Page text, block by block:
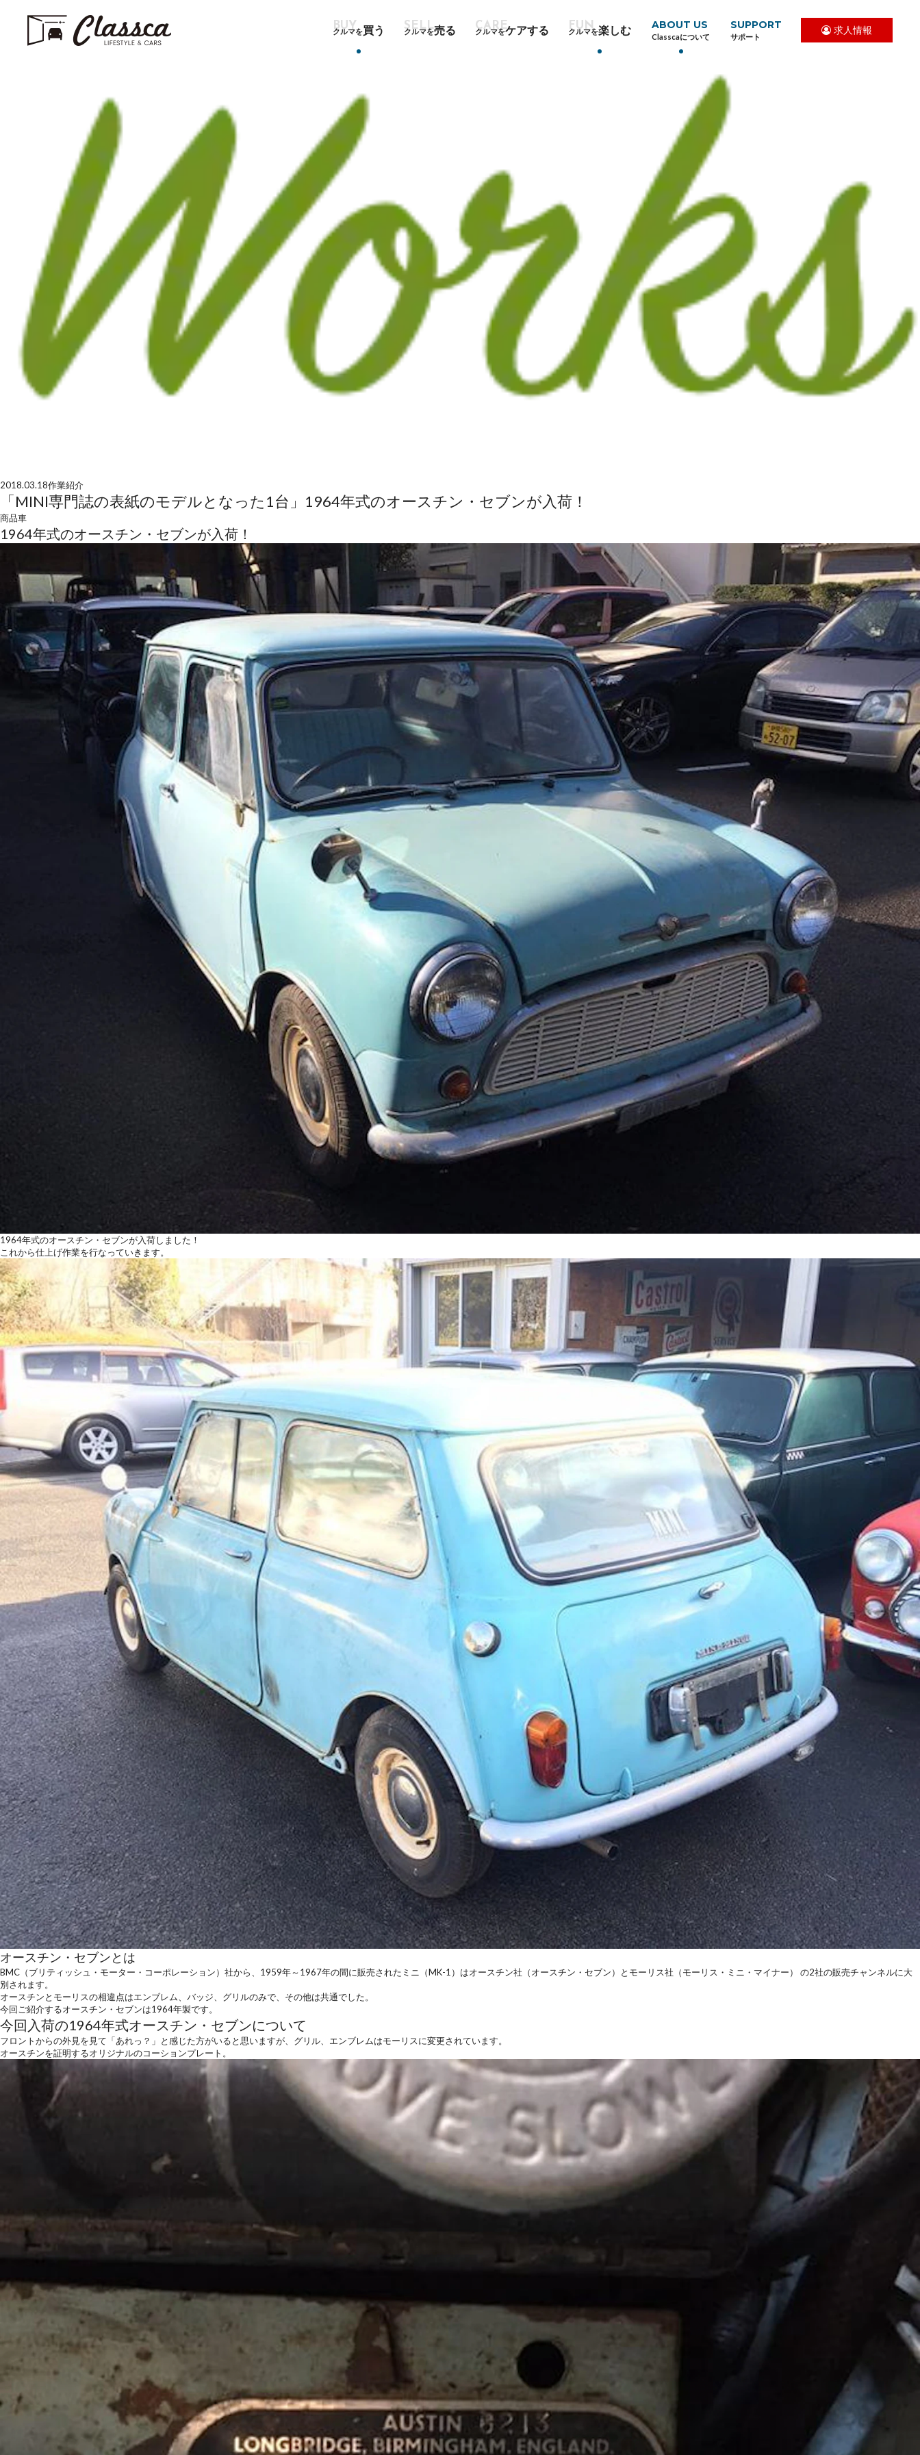
クルマを買う クルマを売る クルマをケアする クルマを楽しむ ABOUT US
Classcaについて
SUPPORT
サポート
求人情報
2018.03.18作業紹介
「MINI専門誌の表紙のモデルとなった1台」1964年式のオースチン・セブンが入荷！
商品車
1964年式のオースチン・セブンが入荷！
1964年式のオースチン・セブンが入荷しました！
これから仕上げ作業を行なっていきます。
オースチン・セブンとは
BMC（ブリティッシュ・モーター・コーポレーション）社から、1959年～1967年の間に販売されたミニ（MK-1）はオースチン社（オースチン・セブン）とモーリス社（モーリス・ミニ・マイナー） の2社の販売チャンネルに大
別されます。
オースチンとモーリスの相違点はエンブレム、バッジ、グリルのみで、その他は共通でした。
今回ご紹介するオースチン・セブンは1964年製です。
今回入荷の1964年式オースチン・セブンについて
フロントからの外見を見て「あれっ？」と感じた方がいると思いますが、グリル、エンブレムはモーリスに変更されています。
オースチンを証明するオリジナルのコーションプレート。